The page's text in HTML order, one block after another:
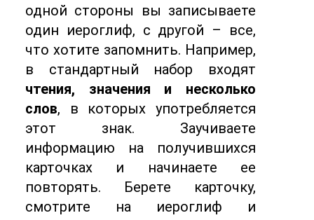
одной стороны вы записываете
один иероглиф, с другой – все,
что хотите запомнить. Например,
в стандартный набор входят
чтения, значения и несколько
слов, в которых употребляется
этот знак. Заучиваете
информацию на получившихся
карточках и начинаете ее
повторять. Берете карточку,
смотрите на иероглиф и